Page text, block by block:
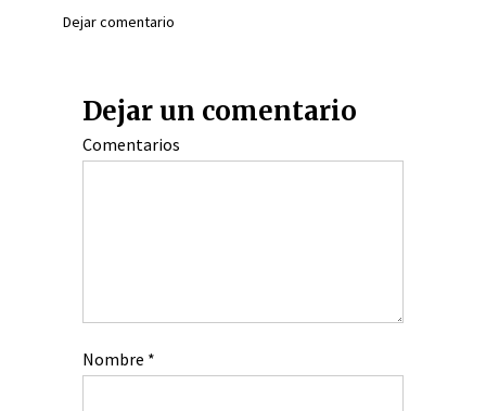
Dejar comentario
Dejar un comentario
Comentarios
Nombre *